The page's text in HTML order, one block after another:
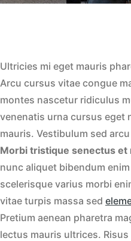
Ultricies mi eget mauris
Arcu cursus vitae congue
montes nascetur ridiculus
venenatis urna cursus eget
mauris. Vestibulum sed
Morbi tristique senectus et
nunc aliquet bibendum
scelerisque varius morbi
vitae turpis massa sed
Pretium aenean pharetra
lectus mauris ultrices.